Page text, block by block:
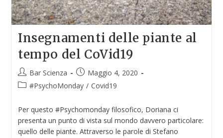
Insegnamenti delle piante al
tempo del CoVid19
Bar Scienza
Maggio 4, 2020
#PsychoMonday / Covid19
Per questo #Psychomonday filosofico, Doriana ci
presenta un punto di vista sul mondo davvero particolare:
quello delle piante. Attraverso le parole di Stefano